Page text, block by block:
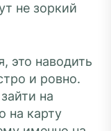
не зоркий
это наводить
и ровно.
на
на карту